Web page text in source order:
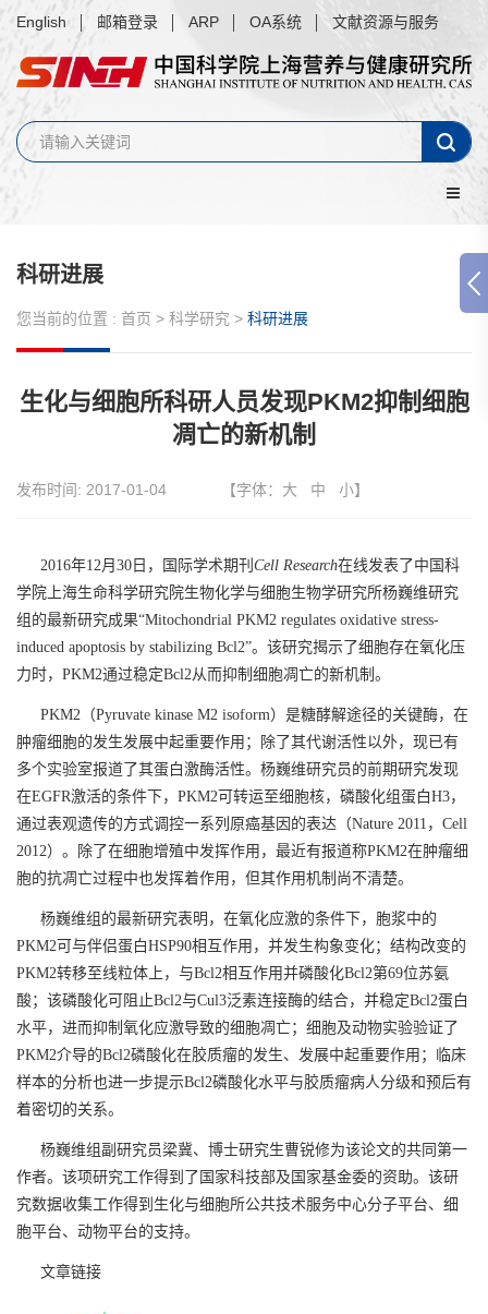
English 邮箱登录 ARP OA系统 文献资源与服务
科研进展
您当前的位置 : 首页 > 科学研究 > 科研进展
生化与细胞所科研人员发现PKM2抑制细胞
凋亡的新机制
发布时间: 2017-01-04 【字体： 大 中 小】
2016年12月30日，国际学术期刊 Cell Research在线发表了中国科
学院上海生命科学研究院生物化学与细胞生物学研究所杨巍维研究
组的最新研究成果“Mitochondrial PKM2 regulates oxidative stress-
induced apoptosis by stabilizing Bcl2”。该研究揭示了细胞存在氧化压
力时，PKM2通过稳定Bcl2从而抑制细胞凋亡的新机制。
PKM2（Pyruvate kinase M2 isoform）是糖酵解途径的关键酶，在
肿瘤细胞的发生发展中起重要作用；除了其代谢活性以外，现已有
多个实验室报道了其蛋白激酶活性。杨巍维研究员的前期研究发现
在EGFR激活的条件下，PKM2可转运至细胞核，磷酸化组蛋白H3，
通过表观遗传的方式调控一系列原癌基因的表达（Nature 2011，Cell
2012）。除了在细胞增殖中发挥作用，最近有报道称PKM2在肿瘤细
胞的抗凋亡过程中也发挥着作用，但其作用机制尚不清楚。
杨巍维组的最新研究表明，在氧化应激的条件下，胞浆中的
PKM2可与伴侣蛋白HSP90相互作用，并发生构象变化；结构改变的
PKM2转移至线粒体上，与Bcl2相互作用并磷酸化Bcl2第69位苏氨
酸；该磷酸化可阻止Bcl2与Cul3泛素连接酶的结合，并稳定Bcl2蛋白
水平，进而抑制氧化应激导致的细胞凋亡；细胞及动物实验验证了
PKM2介导的Bcl2磷酸化在胶质瘤的发生、发展中起重要作用；临床
样本的分析也进一步提示Bcl2磷酸化水平与胶质瘤病人分级和预后有
着密切的关系。
杨巍维组副研究员梁冀、博士研究生曹锐修为该论文的共同第一
作者。该项研究工作得到了国家科技部及国家基金委的资助。该研
究数据收集工作得到生化与细胞所公共技术服务中心分子平台、细
胞平台、动物平台的支持。
文章链接